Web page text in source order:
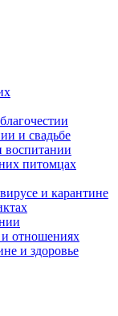
и свадьбе
воспитании
питомцах
и карантине
отношениях
и здоровье